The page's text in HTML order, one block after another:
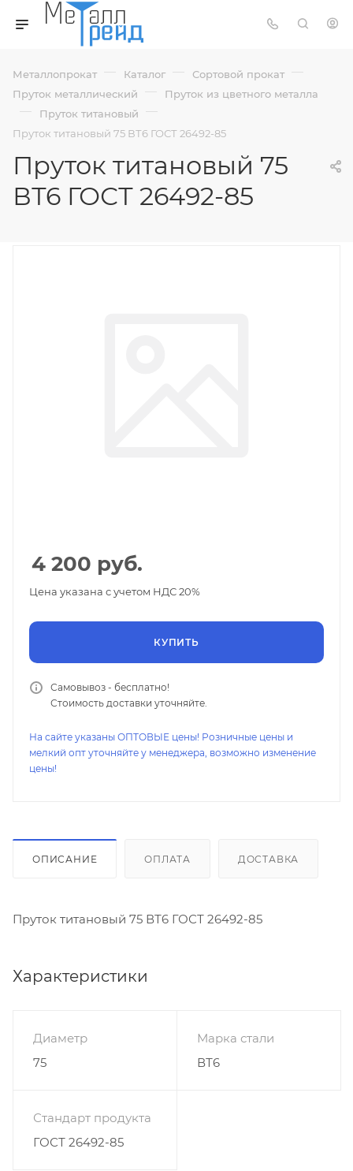
Металлопрокат — Каталог — Сортовой прокат —
Пруток металлический — Пруток из цветного металла
— Пруток титановый —
Пруток титановый 75 ВТ6 ГОСТ 26492-85
Пруток титановый 75
ВТ6 ГОСТ 26492-85
4 200 руб.
Цена указана с учетом НДС 20%
КУПИТЬ
Самовывоз - бесплатно!
Стоимость доставки уточняйте.
На сайте указаны ОПТОВЫЕ цены! Розничные цены и
мелкий опт уточняйте у менеджера, возможно изменение
цены!
ОПИСАНИЕ ОПЛАТА ДОСТАВКА
Пруток титановый 75 ВТ6 ГОСТ 26492-85
Характеристики
Диаметр
75
Марка стали
ВТ6
Стандарт продукта
ГОСТ 26492-85